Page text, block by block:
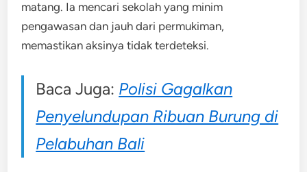
matang. Ia mencari sekolah yang minim
pengawasan dan jauh dari permukiman,
memastikan aksinya tidak terdeteksi.
Baca Juga: Polisi Gagalkan
Penyelundupan Ribuan Burung di
Pelabuhan Bali